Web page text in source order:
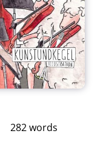
282 words